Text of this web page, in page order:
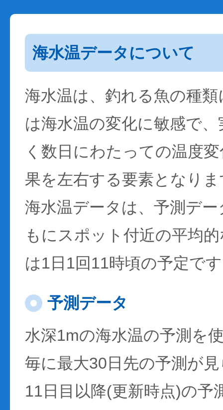
海水温データについて
海水温は、釣れる魚の種
は海水温の変化に敏感で
く数日にわたっての温度
果を左右する要素となり
海水温データは、予測デ
もにスポット付近の平均
は1日1回11時頃の予定で
予測データ
水深1mの海水温の予測を
毎に最大30日先の予測が
11日目以降(更新時点)の予